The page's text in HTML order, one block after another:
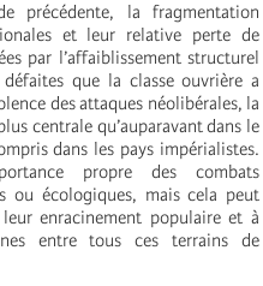
précédente, la fragmentation
et leur relative perte de
par l’affaiblissement structurel
que la classe ouvrière a
des attaques néolibérales, la
centrale qu’auparavant dans le
dans les pays impérialistes.
propre des combats
ou écologiques, mais cela peut
enracinement populaire et à
entre tous ces terrains de